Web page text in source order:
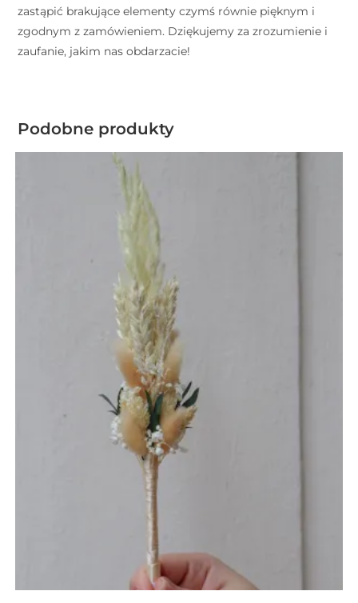
zastąpić brakujące elementy czymś równie pięknym i
zgodnym z zamówieniem. Dziękujemy za zrozumienie i
zaufanie, jakim nas obdarzacie!
Podobne produkty